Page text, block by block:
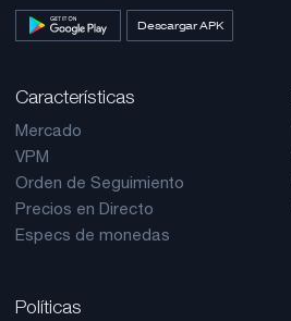
Descargar APK
Características
Mercado
VPM
Orden de Seguimiento
Precios en Directo
Especs de monedas
Políticas